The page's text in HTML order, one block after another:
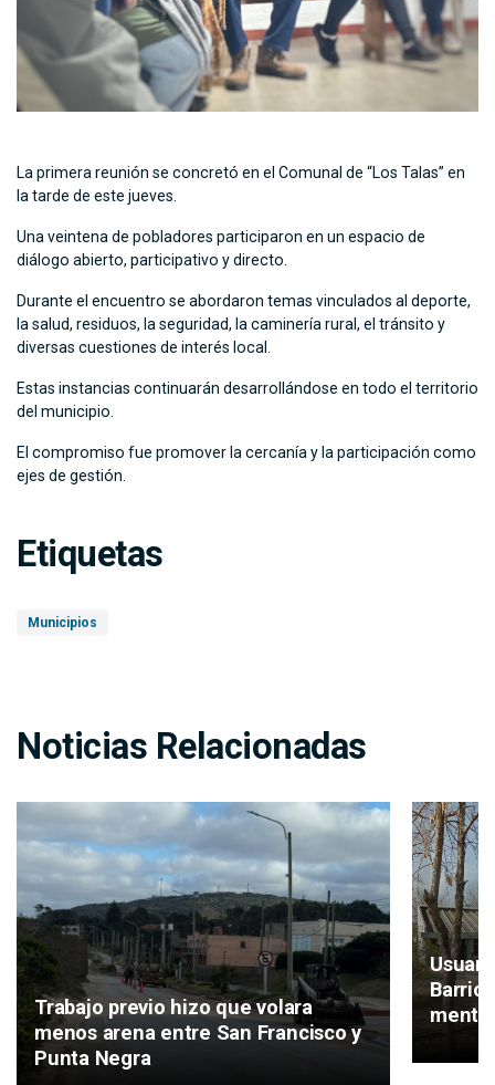
La primera reunión se concretó en el Comunal de “Los Talas” en
la tarde de este jueves.
Una veintena de pobladores participaron en un espacio de
diálogo abierto, participativo y directo.
Durante el encuentro se abordaron temas vinculados al deporte,
la salud, residuos, la seguridad, la caminería rural, el tránsito y
diversas cuestiones de interés local.
Estas instancias continuarán desarrollándose en todo el territorio
del municipio.
El compromiso fue promover la cercanía y la participación como
ejes de gestión.
Etiquetas
Municipios
Noticias Relacionadas
Trabajo previo hizo que volara
menos arena entre San Francisco y
Punta Negra